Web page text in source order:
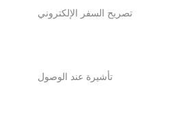
تصريح السفر الإلكتروني
تأشيرة عند الوصول